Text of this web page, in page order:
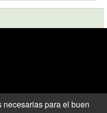
para el buen